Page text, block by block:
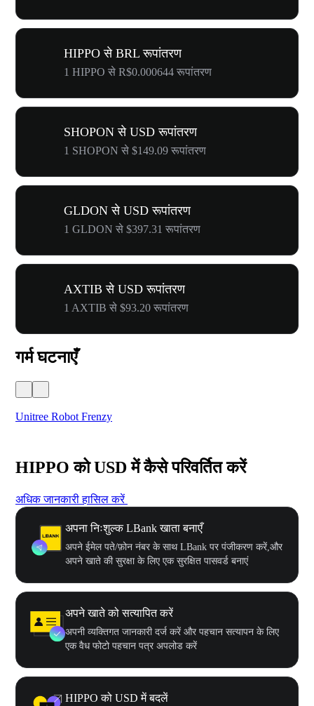
HIPPO से BRL रूपांतरण
1 HIPPO से R$0.000644 रूपांतरण
SHOPON से USD रूपांतरण
1 SHOPON से $149.09 रूपांतरण
GLDON से USD रूपांतरण
1 GLDON से $397.31 रूपांतरण
AXTIB से USD रूपांतरण
1 AXTIB से $93.20 रूपांतरण
गर्म घटनाएँ
Unitree Robot Frenzy
HIPPO को USD में कैसे परिवर्तित करें
अधिक जानकारी हासिल करें
अपना निःशुल्क LBank खाता बनाएँ
अपने ईमेल पते/फ़ोन नंबर के साथ LBank पर पंजीकरण करें,और
अपने खाते की सुरक्षा के लिए एक सुरक्षित पासवर्ड बनाएं
अपने खाते को सत्यापित करें
अपनी व्यक्तिगत जानकारी दर्ज करें और पहचान सत्यापन के लिए
एक वैध फोटो पहचान पत्र अपलोड करें
HIPPO को USD में बदलें